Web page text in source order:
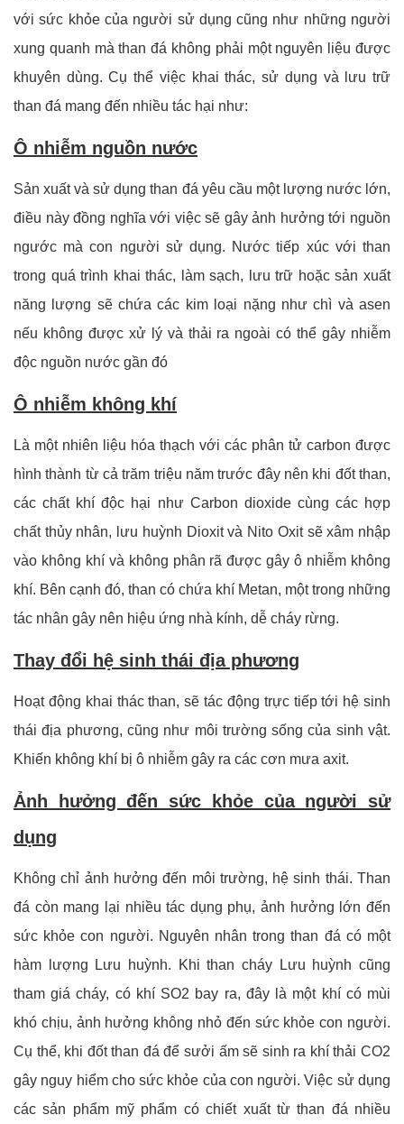
với sức khỏe của người sử dụng cũng như những người
xung quanh mà than đá không phải một nguyên liệu được
khuyên dùng. Cụ thể việc khai thác, sử dụng và lưu trữ
than đá mang đến nhiều tác hại như:
Ô nhiễm nguồn nước
Sản xuất và sử dụng than đá yêu cầu một lượng nước lớn,
điều này đồng nghĩa với việc sẽ gây ảnh hưởng tới nguồn
ngước mà con người sử dụng. Nước tiếp xúc với than
trong quá trình khai thác, làm sạch, lưu trữ hoặc sản xuất
năng lượng sẽ chứa các kim loại nặng như chì và asen
nếu không được xử lý và thải ra ngoài có thể gây nhiễm
độc nguồn nước gần đó
Ô nhiễm không khí
Là một nhiên liệu hóa thạch với các phân tử carbon được
hình thành từ cả trăm triệu năm trước đây nên khi đốt than,
các chất khí độc hại như Carbon dioxide cùng các hợp
chất thủy nhân, lưu huỳnh Dioxit và Nito Oxit sẽ xâm nhập
vào không khí và không phân rã được gây ô nhiễm không
khí. Bên cạnh đó, than có chứa khí Metan, một trong những
tác nhân gây nên hiệu ứng nhà kính, dễ cháy rừng.
Thay đổi hệ sinh thái địa phương
Hoạt động khai thác than, sẽ tác động trực tiếp tới hệ sinh
thái địa phương, cũng như môi trường sống của sinh vật.
Khiến không khí bị ô nhiễm gây ra các cơn mưa axit.
Ảnh hưởng đến sức khỏe của người sử
dụng
Không chỉ ảnh hưởng đến môi trường, hệ sinh thái. Than
đá còn mang lại nhiều tác dụng phụ, ảnh hưởng lớn đến
sức khỏe con người. Nguyên nhân trong than đá có một
hàm lượng Lưu huỳnh. Khi than cháy Lưu huỳnh cũng
tham giá cháy, có khí SO2 bay ra, đây là một khí có mùi
khó chịu, ảnh hưởng không nhỏ đến sức khỏe con người.
Cụ thể, khi đốt than đá để sưởi ấm sẽ sinh ra khí thải CO2
gây nguy hiểm cho sức khỏe của con người. Việc sử dụng
các sản phẩm mỹ phẩm có chiết xuất từ than đá nhiều